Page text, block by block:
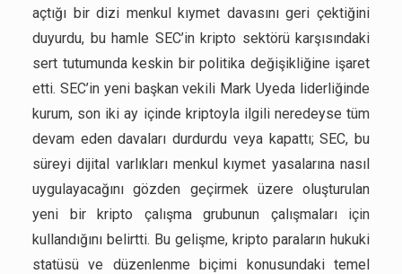
açtığı bir dizi menkul kıymet davasını geri çektiğini
duyurdu, bu hamle SEC’in kripto sektörü karşısındaki
sert tutumunda keskin bir politika değişikliğine işaret
etti. SEC’in yeni başkan vekili Mark Uyeda liderliğinde
kurum, son iki ay içinde kriptoyla ilgili neredeyse tüm
devam eden davaları durdurdu veya kapattı; SEC, bu
süreyi dijital varlıkları menkul kıymet yasalarına nasıl
uygulayacağını gözden geçirmek üzere oluşturulan
yeni bir kripto çalışma grubunun çalışmaları için
kullandığını belirtti. Bu gelişme, kripto paraların hukuki
statüsü ve düzenlenme biçimi konusundaki temel